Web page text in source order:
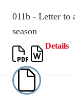
011b - Letter to
season
Details